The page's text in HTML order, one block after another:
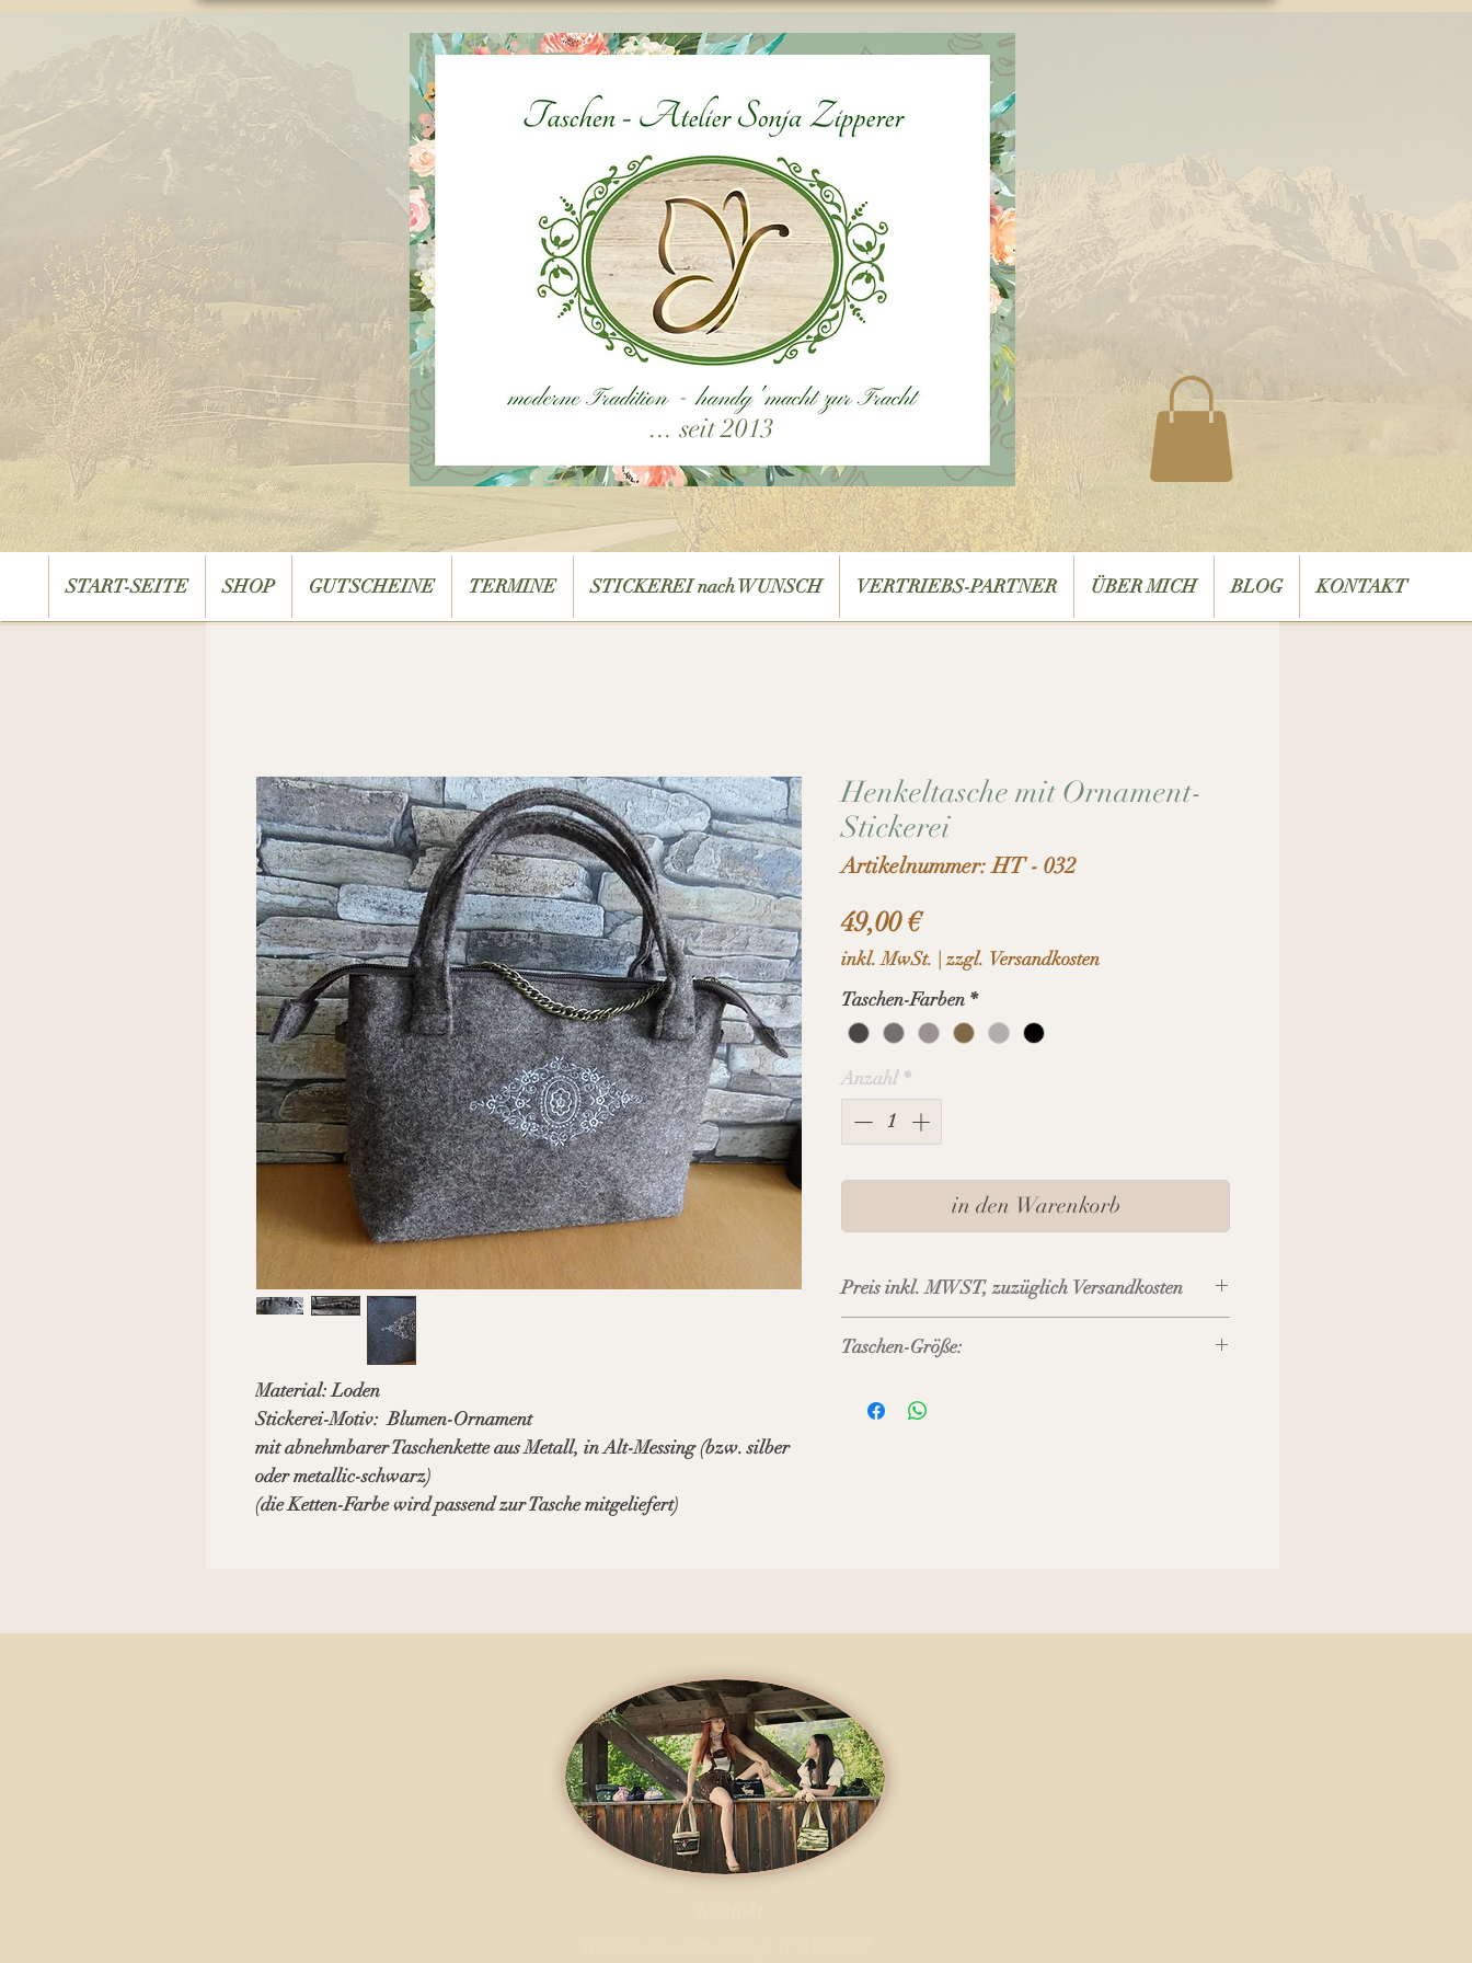
... seit 2013
START-SEITE SHOP GUTSCHEINE TERMINE STICKEREI nach WUNSCH VERTRIEBS-PARTNER ÜBER MICH BLOG KONTAKT
Material: Loden
Stickerei-Motiv: Blumen-Ornament
mit abnehmbarer Taschenkette aus Metall, in Alt-Messing (bzw. silber
oder metallic-schwarz)
(die Ketten-Farbe wird passend zur Tasche mitgeliefert)
Henkeltasche mit Ornament-
Stickerei
Artikelnummer: HT - 032
49,00 €Preis
inkl. MwSt. |zzgl. Versandkosten
Taschen-Farben *
Anzahl *
in den Warenkorb
Preis inkl. MWST, zuzüglich Versandkosten
Taschen-Größe:
Höhe: ca. 16 cm